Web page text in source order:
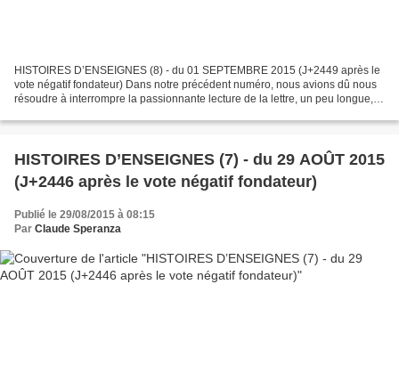
HISTOIRES D’ENSEIGNES (8) - du 01 SEPTEMBRE 2015 (J+2449 après le
vote négatif fondateur) Dans notre précédent numéro, nous avions dû nous
résoudre à interrompre la passionnante lecture de la lettre, un peu longue,
HISTOIRES D’ENSEIGNES (7) - du 29 AOÛT 2015
(J+2446 après le vote négatif fondateur)
Publié le 29/08/2015 à 08:15
Par Claude Speranza